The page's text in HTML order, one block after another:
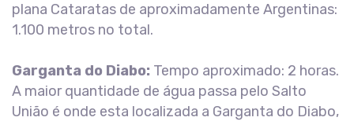
plana Cataratas de aproximadamente Argentinas:
1.100 metros no total.
Garganta do Diabo: Tempo aproximado: 2 horas.
A maior quantidade de água passa pelo Salto
União é onde esta localizada a Garganta do Diabo,